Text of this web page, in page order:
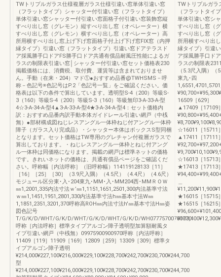
TWトリプルガラス仕様複層ガラス仕様引違い窓単体引違い窓
（フラットタイプ）シャッター付引違い窓（フラットタイプ）
単体引違い窓シャッター付引違い窓面格子付引違い窓装飾窓縦
すべり出し窓（グレモン）縦すべり出し窓（オペレーター）横
すべり出し窓（グレモン）横すべり出し窓（オペレーター）高
所用横すべり出し窓上げ下げ窓面格子付上げ下げ窓FIX窓（内押
縁タイプ）引違い窓（フラットタイプ）引違い窓ドアテラスド
ア採風勝手口ドアFS勝手口ドア共通有償品耐風圧性能によるガ
ラスの制限表引違い窓│シャッター付引違い窓セット価格表230
掲載価格には、消費税、取付費、運賃等は含まれておりませ
ん。手動（在来・204）マド①●おすすめ品番@TWHSMS－呼
称－色記号※色記号はP.2「色記号一覧」をご確認ください。価
格表は以下の条件で算出しています。透明型S-4（200）等級S-
3（160）等級S-4（200）等級S-3（160）等級無印3-A-33-A-型
4☆3-A-34-A-型4▲3-A-33-A-型4★3-A-34-A-型4：セット価格内
訳：おすすめ品番内訳手動本体ガイドレール引違い網戸（中桟
無）●部材構成図ねじレスアングル一体枠ねじ付アングル一体枠
障子（ガラス入り完成品）・シャッター本体はボックスS型同梱
となります。セット価格はTW専用のグレチャン付複層ガラスで
算出しております。・ねじレスアングル一体枠とねじ付アング
ル一体枠は同価格になります。掲載の網戸は標準ネットの価格
です。きれいネットの価格は、共通有償品ページをご確認くだ
さい。呼称幅［内法呼称］（旧呼称幅）114119128133［11］
［16］［25］［30］（3.9尺入隅）（4.5尺）（4.4尺）（4.6尺）
モジュール区分東･入･204東九･MM･入･MM204西･MMＲＯＷ
㎜1,2001,335内法寸法ｗ’㎜1,1151,1651,2501,300内法基準寸法
ｗ㎜1,1451,1951,2801,330内法基準寸法h㎜基本寸法W㎜
1,1851,2351,3201,370呼称高ROH㎜内法寸法h'㎜基本寸法H㎜姿
図色記号
T/G/K/D/WHT/G/K/D/WHT/G/K/D/WHT/G/K/D/WH07775700700770
呼称［内法呼称］標準タイプアルゴン障子透明型加算額耐風タ
イプ引違い網戸（中桟無）09975900900970呼称［内法呼称］
11409［119］11909［169］12809［259］13309［309］標準タ
イプアルゴン障子透明
¥214,000¥227,100¥216,000¥229,100¥228,700¥242,700¥230,700¥244,700
型
¥214,000¥227,100¥216,000¥229,100¥228,700¥242,700¥230,700¥244,700
TWトリプルガラ
（フラットタイ
単体引違い窓シ
すべり出し窓（
すべり出し窓（
所用横すべり出
縁タイプ）引違
ア採風勝手口ド
ラスの制限表
（5.3尺入隅）
東九･四
16509［629］
▲17409［17109
☆16011［15711
▲17411［17111
☆16013［15713
★17413［17113
★16015［15715
★16515［16215